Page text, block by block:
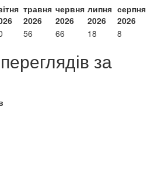
травня
2026
червня
2026
липня
2026
серпня
2026
56 66 18 8
за